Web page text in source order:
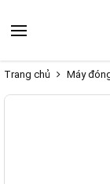
Trang chủ Máy